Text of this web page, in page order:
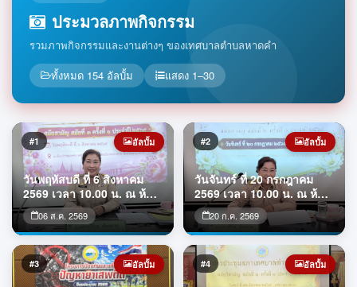
ประมวลภาพกิจกรรม
รวมภาพกิจกรรมและงานต่างๆ ของเทศบาลตำบลหาดคำ
ทั้งหมด 154 อัลบั้ม
แสดง 1–30
#1 อัลบั้ม
วันพฤหัสบดี ที่ 6 สิงหาคม
2569 เวลา 10.00 น. ณ ห้อง
ประชุมเทศบาลตำบลหาดคำ
นางสาวสิริรส เล็กฉลาด
ประธานสภาเทศบาลตำบล
หาดคำ กำหนดจัดการ
ประชุมสภาเทศบาลตำบล
หาดคำ สมัยสามัญ สมัยที่ 3
06 ส.ค. 2569
#2 อัลบั้ม
วันจันทร์ ที่ 20 กรกฎาคม
2569 เวลา 10.00 น. ณ ห้อง
ประชุมเทศบาลตำบลหาดคำ
นางสาวสิริรส เล็กฉลาด
ประธานสภาเทศบาลตำบล
หาดคำ กำหนดจัดการ
ประชุมสภาเทศบาลตำบล
หาดคำ สมัยสามัญ สมัยที่ 2
20 ก.ค. 2569
#3 อัลบั้ม #4 อัลบั้ม